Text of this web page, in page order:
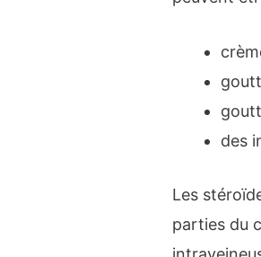
des
Les
parties du